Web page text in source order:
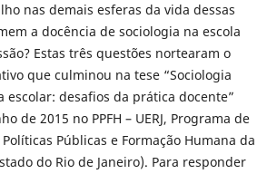
nas demais esferas da vida dessas
a docência de sociologia na escola
Estas três questões nortearam o
que culminou na tese “Sociologia
escolar: desafios da prática docente”
de 2015 no PPFH – UERJ, Programa de
Públicas e Formação Humana da
do Rio de Janeiro). Para responder